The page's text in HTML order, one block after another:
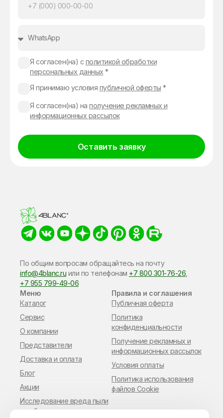
Я согласен(на) с политикой обработки
персональных данных *
Я принимаю условия публичной оферты *
Я согласен(на) на получение рекламных и
информационных рассылок
Оставить заявку
По общим вопросам обращайтесь на почту
info@4blanc.ru или по​ телефонам +7 800 301-76-26
+7 955 799-49-06
Меню
Каталог
Сервис
О компании
Представители
Доставка и оплата
Блог
Акции
Исследование вреда пыли
в работе мастера
Правила и соглашения
Публичная оферта
Политика
конфиденциальности
Получение рекламных и
информационных рассылок
Условия оплаты
Политика использования
файлов Cookie